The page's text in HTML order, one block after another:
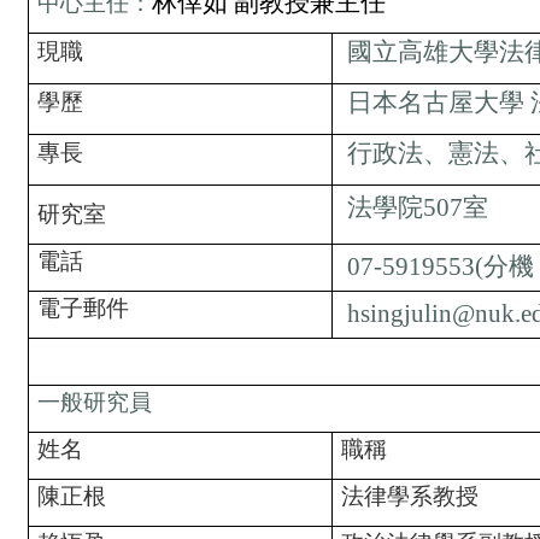
現職 國立高雄大學法
學歷 日本名古屋大學
專長 行政法、憲法、
研究室 法學院507室
電話 07-5919553(分
電子郵件
一般研究員
姓名
職稱
陳正根
法律學系教授